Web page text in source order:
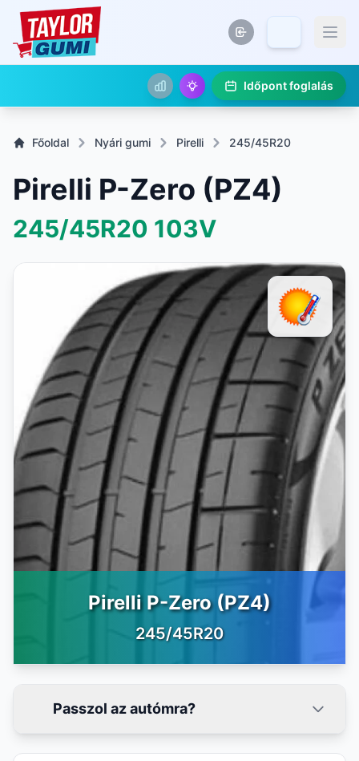
Időpont foglalás
Főoldal Nyári gumi Pirelli 245/45R20
Pirelli P-Zero (PZ4)
245/45R20 103V
Pirelli P-Zero (PZ4)
245/45R20
Passzol az autómra?